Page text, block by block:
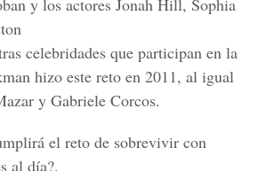
y los actores Jonah Hill, Sophia
celebridades que participan en la
hizo este reto en 2011, al igual
y Gabriele Corcos.
el reto de sobrevivir con
al día?.